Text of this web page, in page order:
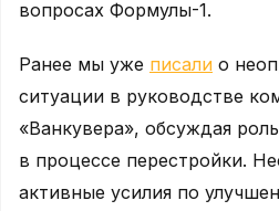
вопросах Формулы-1.
Ранее мы уже писали о
ситуации в руководстве
«Ванкувера», обсуждая
в процессе перестройки.
активные усилия по